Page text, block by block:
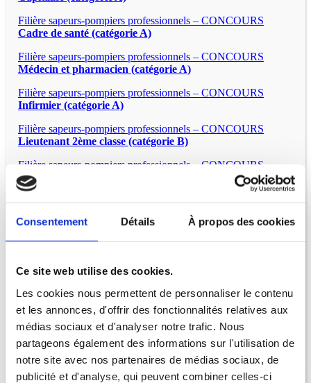
Consentement Détails À propos des cookies
Ce site web utilise des cookies.
Les cookies nous permettent de personnaliser le contenu
et les annonces, d'offrir des fonctionnalités relatives aux
médias sociaux et d'analyser notre trafic. Nous
partageons également des informations sur l'utilisation de
notre site avec nos partenaires de médias sociaux, de
publicité et d'analyse, qui peuvent combiner celles-ci
Filière sapeurs-pompiers professionnels – CONCOURS
Cadre de santé (catégorie A)
Filière sapeurs-pompiers professionnels – CONCOURS
Médecin et pharmacien (catégorie A)
Filière sapeurs-pompiers professionnels – CONCOURS
Infirmier (catégorie A)
Filière sapeurs-pompiers professionnels – CONCOURS
Lieutenant 2ème classe (catégorie B)
Filière sapeurs-pompiers professionnels – CONCOURS
Lieutenant 1ère classe (catégorie B)
Filière sapeurs-pompiers professionnels – EXAMENSCadre
Filière sapeurs-pompiers professionnels – EXAMENS